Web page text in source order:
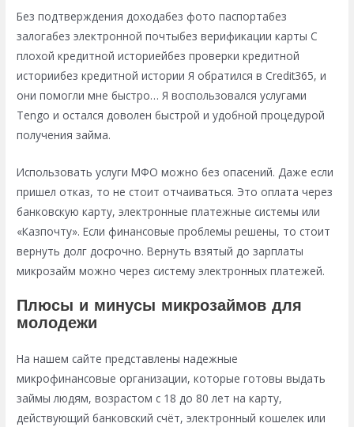
Без подтверждения доходабез фото паспортабез
залогабез электронной почтыбез верификации карты С
плохой кредитной историейбез проверки кредитной
историибез кредитной истории Я обратился в Credit365, и
они помогли мне быстро… Я воспользовался услугами
Tengo и остался доволен быстрой и удобной процедурой
получения займа.
Использовать услуги МФО можно без опасений. Даже если
пришел отказ, то не стоит отчаиваться. Это оплата через
банковскую карту, электронные платежные системы или
«Казпочту». Если финансовые проблемы решены, то стоит
вернуть долг досрочно. Вернуть взятый до зарплаты
микрозайм можно через систему электронных платежей.
Плюсы и минусы микрозаймов для
молодежи
На нашем сайте представлены надежные
микрофинансовые организации, которые готовы выдать
займы людям, возрастом с 18 до 80 лет на карту,
действующий банковский счёт, электронный кошелек или